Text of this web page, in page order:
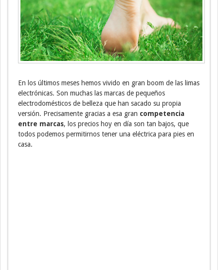
En los últimos meses hemos vivido en gran boom de las limas
electrónicas. Son muchas las marcas de pequeños
electrodomésticos de belleza que han sacado su propia
versión. Precisamente gracias a esa gran competencia
entre marcas, los precios hoy en día son tan bajos, que
todos podemos permitirnos tener una eléctrica para pies en
casa.